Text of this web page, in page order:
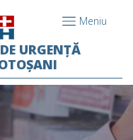
Meniu
URGENȚĂ